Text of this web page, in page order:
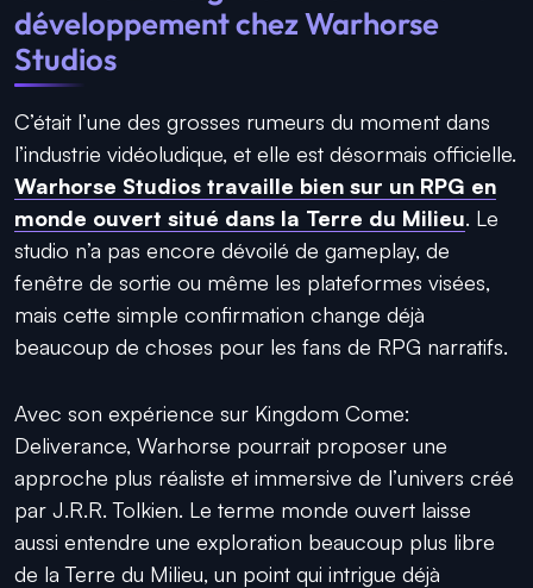
développement chez Warhorse
Studios
C’était l’une des grosses rumeurs du moment dans
l’industrie vidéoludique, et elle est désormais officielle.
Warhorse Studios travaille bien sur un RPG en
monde ouvert situé dans la Terre du Milieu. Le
studio n’a pas encore dévoilé de gameplay, de
fenêtre de sortie ou même les plateformes visées,
mais cette simple confirmation change déjà
beaucoup de choses pour les fans de RPG narratifs.
Avec son expérience sur Kingdom Come:
Deliverance, Warhorse pourrait proposer une
approche plus réaliste et immersive de l’univers créé
par J.R.R. Tolkien. Le terme monde ouvert laisse
aussi entendre une exploration beaucoup plus libre
de la Terre du Milieu, un point qui intrigue déjà